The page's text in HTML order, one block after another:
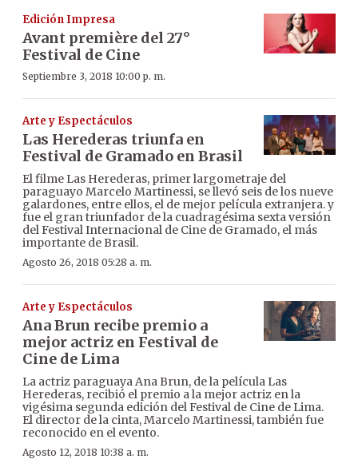
Edición Impresa
Avant première del 27°
Festival de Cine
Septiembre 3, 2018 10:00 p. m.
Arte y Espectáculos
Las Herederas triunfa en
Festival de Gramado en Brasil
El filme Las Herederas, primer largometraje del
paraguayo Marcelo Martinessi, se llevó seis de los nueve
galardones, entre ellos, el de mejor película extranjera. y
fue el gran triunfador de la cuadragésima sexta versión
del Festival Internacional de Cine de Gramado, el más
importante de Brasil.
Agosto 26, 2018 05:28 a. m.
Arte y Espectáculos
Ana Brun recibe premio a
mejor actriz en Festival de
Cine de Lima
La actriz paraguaya Ana Brun, de la película Las
Herederas, recibió el premio a la mejor actriz en la
vigésima segunda edición del Festival de Cine de Lima.
El director de la cinta, Marcelo Martinessi, también fue
reconocido en el evento.
Agosto 12, 2018 10:38 a. m.